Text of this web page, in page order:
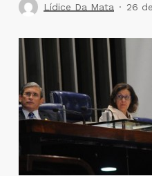
Lídice Da Mata 26